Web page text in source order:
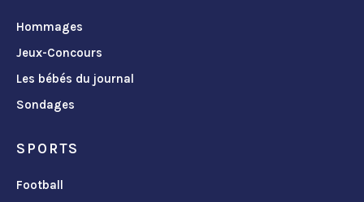
Hommages
Jeux-Concours
Les bébés du journal
Sondages
SPORTS
Football